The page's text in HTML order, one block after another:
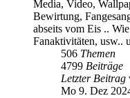
Media, Video,
Bewirtung,
abseits vom Eis ..
Fanaktivitäten, usw..
506 Themen
4799 Beiträge
Letzter Beitrag
Mo 9. Dez